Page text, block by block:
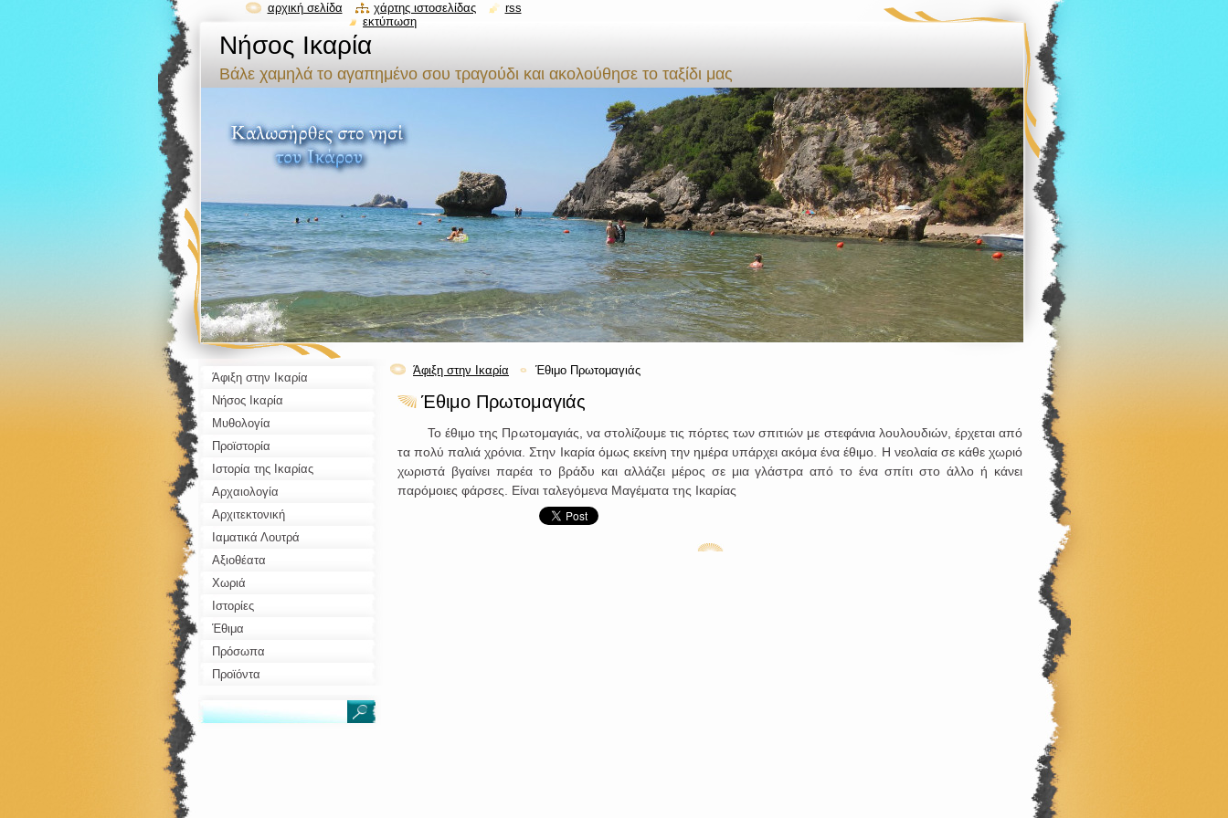
Νήσος Ικαρία
Βάλε χαμηλά το αγαπημένο σου τραγούδι και ακολούθησε το ταξίδι μας
Άφιξη στην Ικαρία Έθιμο Πρωτομαγιάς
Έθιμο Πρωτομαγιάς
Το έθιμο της Πρωτομαγιάς, να στολίζουμε τις πόρτες των σπιτιών με στεφάνια λουλουδιών, έρχεται από
τα πολύ παλιά χρόνια. Στην Ικαρία όμως εκείνη την ημέρα υπάρχει ακόμα ένα έθιμο. Η νεολαία σε κάθε χωριό
χωριστά βγαίνει παρέα το βράδυ και αλλάζει μέρος σε μια γλάστρα από το ένα σπίτι στο άλλο ή κάνει
παρόμοιες φάρσες. Είναι ταλεγόμενα Μαγέματα της Ικαρίας
Άφιξη στην Ικαρία
Νήσος Ικαρία
Μυθολογία
Προϊστορία
Ιστορία της Ικαρίας
Αρχαιολογία
Αρχιτεκτονική
Ιαματικά Λουτρά
Αξιοθέατα
Χωριά
Ιστορίες
Έθιμα
Πρόσωπα
Προϊόντα
αρχική σελίδα χάρτης ιστοσελίδας
rss
εκτύπωση